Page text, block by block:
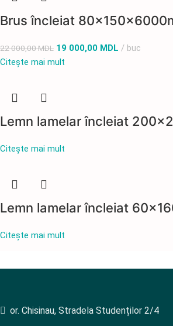
Brus încleiat
22 000,00MDL 19 000,00 MDL
buc
Citește mai mult
Lemn lamelar încleiat
Citește mai mult
Lemn lamelar încleiat
Citește mai mult
or. Chisinau, Stradela Studenților 2/4